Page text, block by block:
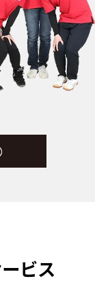
ビス